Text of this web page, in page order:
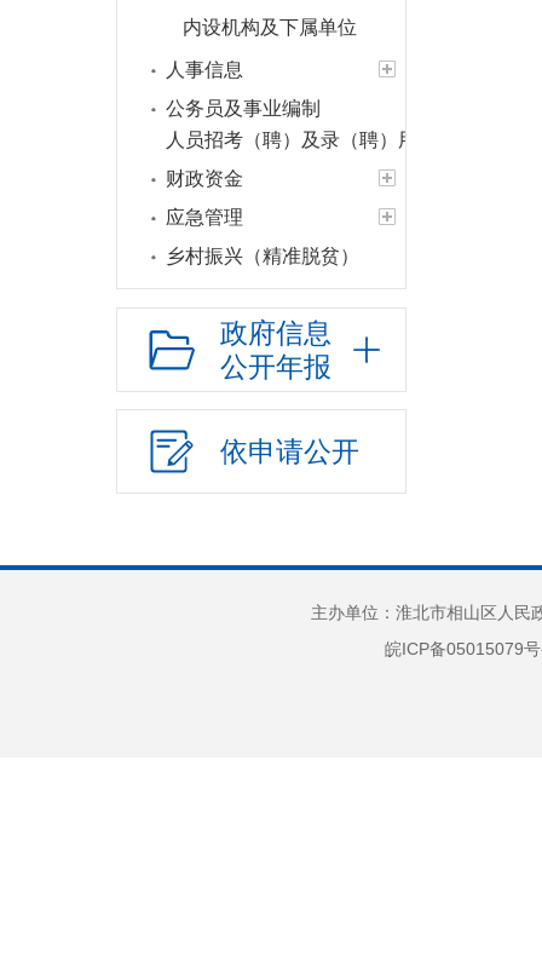
内设机构及下属单位
人事信息
公务员及事业编制
人员招考（聘）及录（聘）用信息
财政资金
应急管理
乡村振兴（精准脱贫）
权责清单和动态调
整情况
公共服务和中介服务
“双随机一公开”
政府信息
公开年报
依申请公开
主办单位：淮北市相山区人
皖ICP备05015079